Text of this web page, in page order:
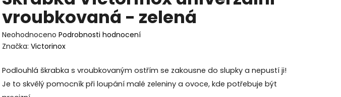
vroubkovaná - zelená
Průměrné
hodnocení
je
0,0
Neohodnoceno Podrobnosti hodnocení
Značka: Victorinox
Podlouhlá škrabka s vroubkovaným ostřím se zakousne do slupky a nepustí ji!
Je to skvělý pomocník při loupání malé zeleniny a ovoce, kde potřebuje být